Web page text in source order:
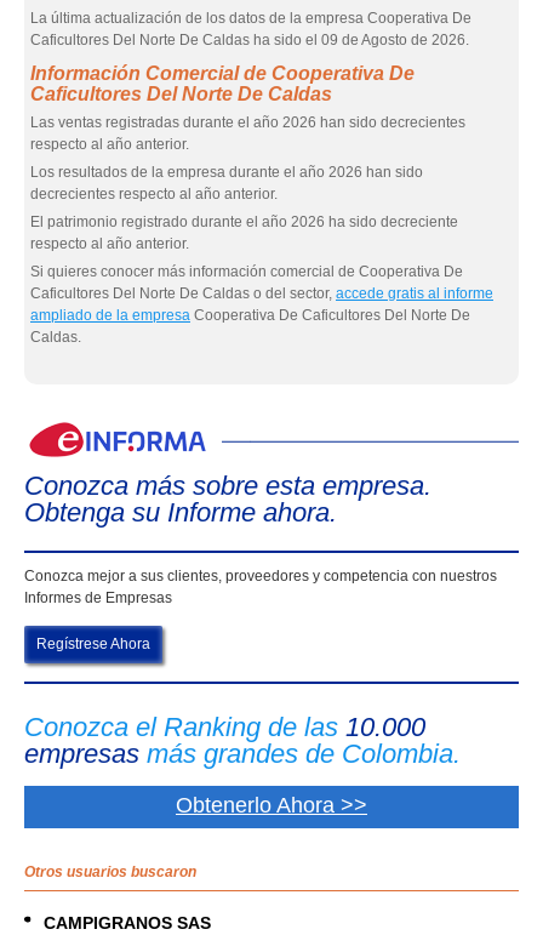
La última actualización de los datos de la empresa Cooperativa De
Caficultores Del Norte De Caldas ha sido el 09 de Agosto de 2026.
Información Comercial de Cooperativa De
Caficultores Del Norte De Caldas
Las ventas registradas durante el año 2026 han sido decrecientes
respecto al año anterior.
Los resultados de la empresa durante el año 2026 han sido
decrecientes respecto al año anterior.
El patrimonio registrado durante el año 2026 ha sido decreciente
respecto al año anterior.
Si quieres conocer más información comercial de Cooperativa De
Caficultores Del Norte De Caldas o del sector, accede gratis al informe
ampliado de la empresa Cooperativa De Caficultores Del Norte De
Caldas.
Conozca más sobre esta empresa.
Obtenga su Informe ahora.
Conozca mejor a sus clientes, proveedores y competencia con nuestros
Informes de Empresas
Regístrese Ahora
Conozca el Ranking de las 10.000
empresas más grandes de Colombia.
Obtenerlo Ahora >>
Otros usuarios buscaron
CAMPIGRANOS SAS